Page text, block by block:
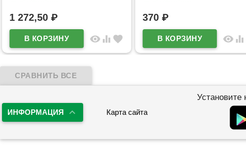
1 272,50 ₽
visibility equalizer favorite
370 ₽
visibility equalizer
ИНФОРМАЦИЯ Карта сайта
Установите